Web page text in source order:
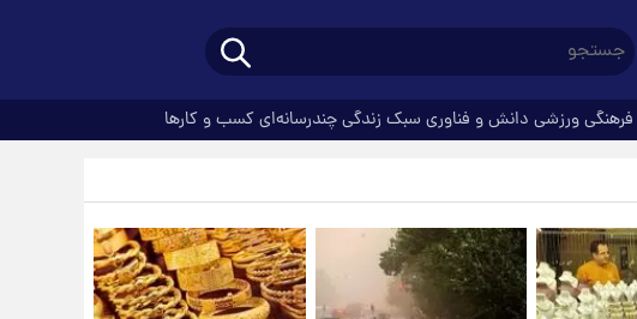
فرهنگیورزشی دانش و فناوری سبک زندگیچندرسانه‌ای کسب و کارها